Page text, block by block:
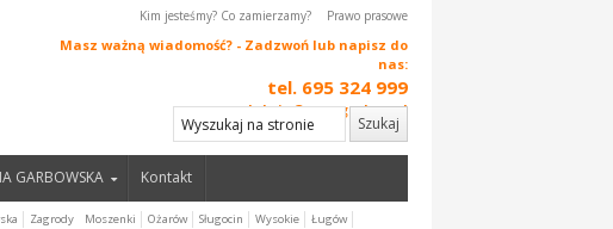
Kim jesteśmy? Co zamierzamy? Prawo prasowe
Masz ważną wiadomość? - Zadzwoń lub napisz do
nas:
tel. 695 324 999
redakcja@naszgarbow.pl
GARBOWSKA Kontakt
Zagrody Moszenki Ożarów Sługocin Wysokie Ługów